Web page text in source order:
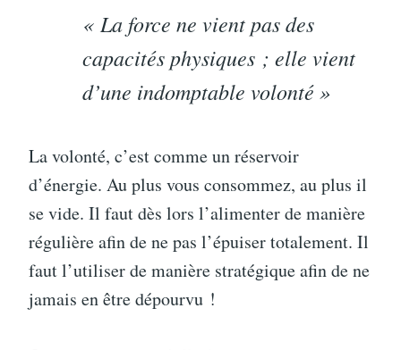
« La force ne vient pas des
capacités physiques ; elle vient
d’une indomptable volonté »
La volonté, c’est comme un réservoir
d’énergie. Au plus vous consommez, au plus il
se vide. Il faut dès lors l’alimenter de manière
régulière afin de ne pas l’épuiser totalement. Il
faut l’utiliser de manière stratégique afin de ne
jamais en être dépourvu !